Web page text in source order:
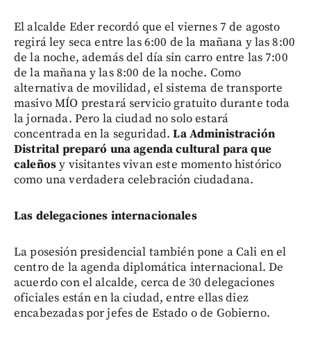
El alcalde Eder recordó que el viernes 7 de agosto
regirá ley seca entre las 6:00 de la mañana y las 8:00
de la noche, además del día sin carro entre las 7:00
de la mañana y las 8:00 de la noche. Como
alternativa de movilidad, el sistema de transporte
masivo MÍO prestará servicio gratuito durante toda
la jornada. Pero la ciudad no solo estará
concentrada en la seguridad.La Administración
Distrital preparó una agenda cultural para que
caleñosy visitantes vivan este momento histórico
como una verdadera celebración ciudadana.
Las delegaciones internacionales
La posesión presidencial también pone a Cali en el
centro de la agenda diplomática internacional. De
acuerdo con el alcalde, cerca de 30 delegaciones
oficiales están en la ciudad, entre ellas diez
encabezadas por jefes de Estado o de Gobierno.